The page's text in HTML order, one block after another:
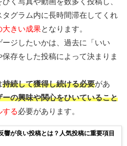
グラム内に長時間滞在してくれ
大きい成果 となります。
ジしたいかは、過去に「いい
存をした投稿によって決まりま
持続して獲得し続ける必要があ
ーの興味や関心をひいていること
する 必要があります。
響が良い投稿とは？人気投稿に重要項目